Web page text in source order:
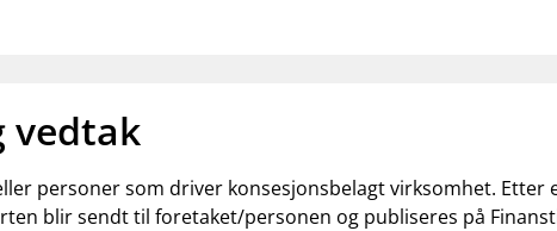
vedtak
personer som driver konsesjonsbelagt virksomhet.
blir sendt til foretaket/personen og publiseres på